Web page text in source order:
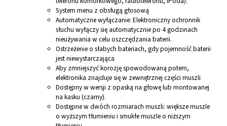
System menu z obsługą głosową
Automatyczne wyłączanie: Elektroniczny ochronnik
słuchu wyłączy się automatycznie po 4 godzinach
nieużywania w celu oszczędzania baterii.
Ostrzeżenie o słabych bateriach, gdy pojemność baterii
jest niewystarczająca
Aby zmniejszyć korozję spowodowaną potem,
elektronika znajduje się w zewnętrznej części muszli
Dostępny w wersji z opaską na głowę lub montowanej
na kasku (czarny).
Dostępne w dwóch rozmiarach muszli: większe muszle
o wyższym tłumieniu i smukłe muszle o niższym